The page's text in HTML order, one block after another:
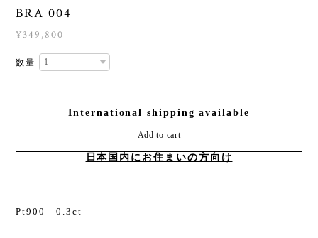
BRA 004
¥349,800
数量
International shipping available
Add to cart
日本国内にお住まいの方向け
Pt900 0.3ct